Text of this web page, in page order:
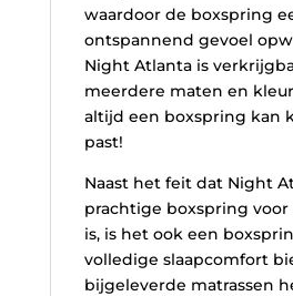
waardoor de boxspring
ontspannend gevoel
Night Atlanta is
meerdere maten en
altijd een boxspring kan
past!
Naast het feit dat Night
prachtige boxspring
is, is het ook een
volledige slaapcomfort
bijgeleverde matrassen